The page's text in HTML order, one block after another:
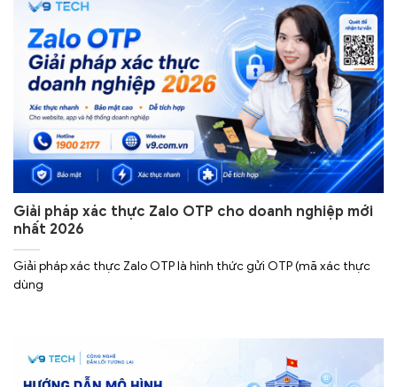
Giải pháp xác thực Zalo OTP cho doanh nghiệp mới
nhất 2026
Giải pháp xác thực Zalo OTP là hình thức gửi OTP (mã xác thực
dùng